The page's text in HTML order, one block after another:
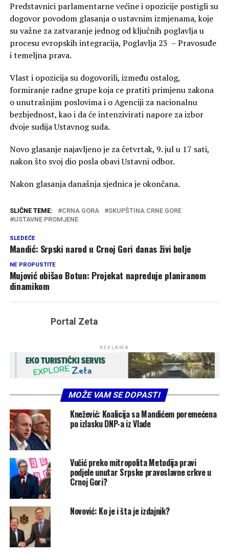
Predstavnici parlamentarne većine i opozicije postigli su
dogovor povodom glasanja o ustavnim izmjenama, koje
su važne za zatvaranje jednog od ključnih poglavlja u
procesu evropskih integracija, Poglavlja 23 – Pravosuđe
i temeljna prava.
Vlast i opozicija su dogovorili, između ostalog,
formiranje radne grupe koja ce pratiti primjenu zakona
o unutrašnjim poslovima i o Agenciji za nacionalnu
bezbjednost, kao i da će intenzivirati napore za izbor
dvoje sudija Ustavnog suda.
Novo glasanje najavljeno je za četvrtak, 9. jul u 17 sati,
nakon što svoj dio posla obavi Ustavni odbor.
Nakon glasanja današnja sjednica je okončana.
SLIČNE TEME: CRNA GORA
SKUPŠTINA CRNE GORE
USTAVNE PROMJENE
SLEDEĆE
Mandić: Srpski narod u Crnoj Gori danas živi bolje
NE PROPUSTITE
Mujović obišao Botun: Projekat napreduje planiranom
dinamikom
Portal Zeta
REKLAMA
MOŽE VAM SE DOPASTI
Knežević: Koalicija sa Mandićem poremećena
po izlasku DNP-a iz Vlade
Vučić preko mitropolita Metodija pravi
podjele unutar Srpske pravoslavne crkve u
Crnoj Gori?
Novović: Ko je i šta je izdajnik?